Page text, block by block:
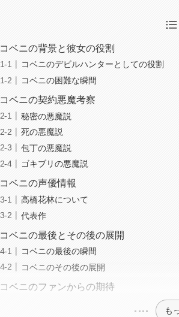
コベニの背景と彼女の役割
コベニのデビルハンターとしての役割
コベニの困難な瞬間
コベニの契約悪魔考察
秘密の悪魔説
死の悪魔説
包丁の悪魔説
ゴキブリの悪魔説
コベニの声優情報
高橋花林について
代表作
コベニの最後とその後の展開
コベニの最後の瞬間
コベニのその後の展開
コベニのファンからの期待
も